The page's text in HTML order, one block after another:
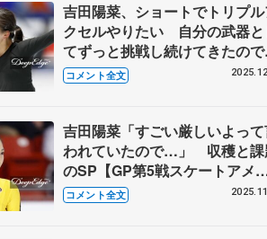
吉田陽菜、ショートでトリプ
クセルやりたい 自分の武器と
てずっと挑戦し続けてきたので
【全日本フィギュア前日練習】
コメント全文
吉田陽菜「すごい厳しいよっ
われていたので…」 収穫と課
のSP【GP第5戦スケートアメ
カ・女子】
コメント全文